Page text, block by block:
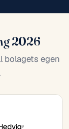
2026
bolagets egen